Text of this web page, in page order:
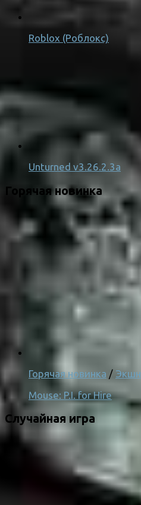
Roblox (Роблокс)
Unturned v3.26.2.3a
Горячая новинка
Горячая новинка / Экшн
Mouse: P.I. for Hire
Случайная игра